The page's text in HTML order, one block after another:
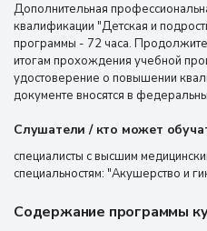
Дополнительная
квалификации "Детская и
программы - 72 часа.
итогам прохождения учебной
удостоверение о повышении
документе вносятся в
Слушатели / кто может
специалисты с высшим
специальностям: "Акушерство и
Содержание программы